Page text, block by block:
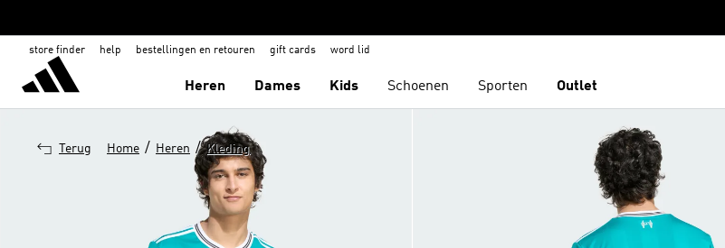
store finder help bestellingen en retouren gift cards word lid
Heren Dames Kids Schoenen Sporten Outlet
Terug Home / Heren / Kleding